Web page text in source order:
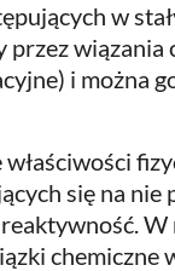
w
wiązania
i można
się na
W
chemiczne